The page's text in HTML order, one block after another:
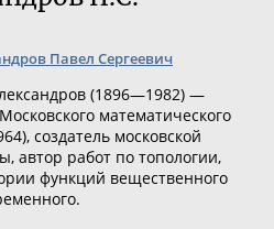
Павел Сергеевич
(1896—1982) —
математического
создатель московской
автор работ по топологии,
функций вещественного